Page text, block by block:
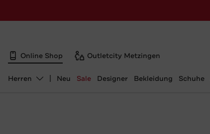
Online Shop Outletcity Metzingen
Abteilung ändern, ausgewählt:
Herren Neu Sale Designer Bekleidung Schuhe